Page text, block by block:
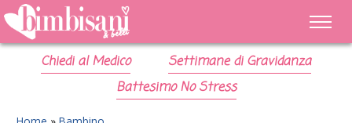
Chiedi al Medico
Settimane di Gravidanza
Battesimo No Stress